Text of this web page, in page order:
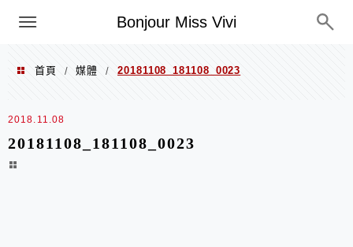
Bonjour Miss Vivi
選單
首頁 / 媒體 / 20181108_181108_0023
2018.11.08
20181108_181108_0023